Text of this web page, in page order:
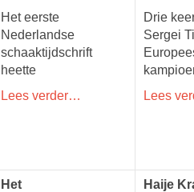
Het eerste
Nederlandse
schaaktijdschrift
heette
Lees verder…
Drie
Sergei
Lees
Het
Haije